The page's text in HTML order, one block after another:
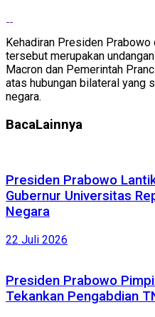
Kehadiran Presiden Prabowo
tersebut merupakan
Macron dan Pemerintah
atas hubungan bilateral yang
negara.
BacaLainnya
Presiden Prabowo
Gubernur Universitas
Negara
22 Juli 2026
Presiden Prabowo
Tekankan Pengabdian